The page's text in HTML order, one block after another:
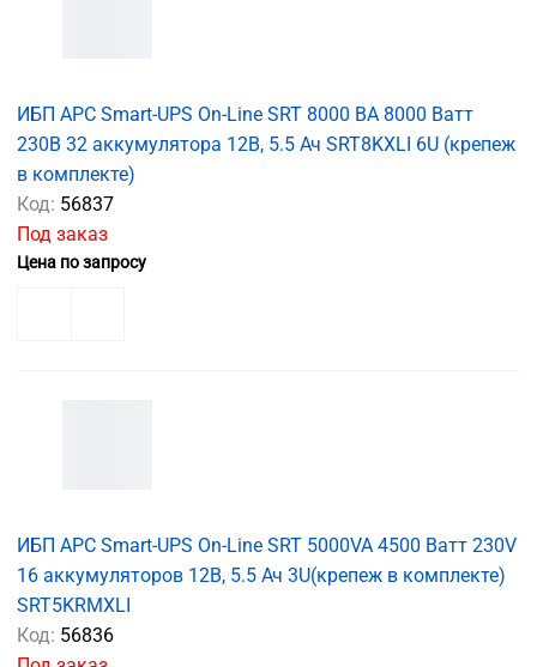
ИБП APC Smart-UPS On-Line SRT 8000 ВА 8000 Ватт
230В 32 аккумулятора 12В, 5.5 Ач SRT8KXLI 6U (крепеж
в комплекте)
Код: 56837
Под заказ
Цена по запросу
ИБП APC Smart-UPS On-Line SRT 5000VA 4500 Ватт 230V
16 аккумуляторов 12В, 5.5 Ач 3U(крепеж в комплекте)
SRT5KRMXLI
Код: 56836